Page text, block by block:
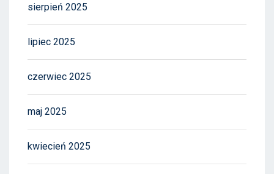
sierpień 2025
lipiec 2025
czerwiec 2025
maj 2025
kwiecień 2025